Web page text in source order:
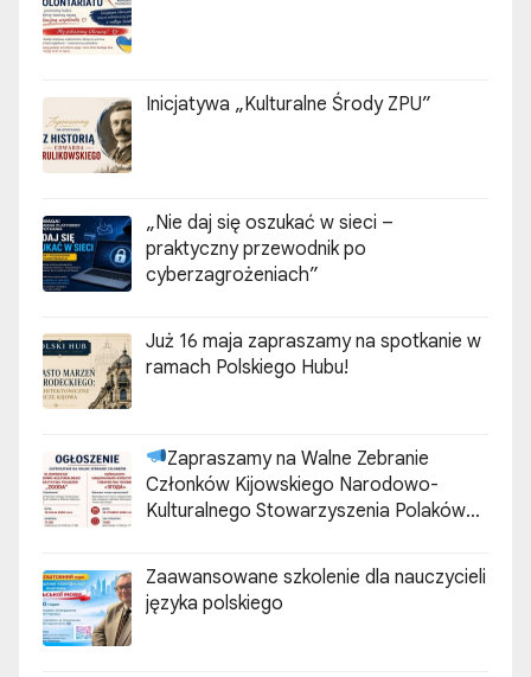
Inicjatywa „Kulturalne Środy ZPU”
„Nie daj się oszukać w sieci –
praktyczny przewodnik po
cyberzagrożeniach”
Już 16 maja zapraszamy na spotkanie w
ramach Polskiego Hubu!
Zapraszamy na Walne Zebranie
Członków Kijowskiego Narodowo-
Kulturalnego Stowarzyszenia Polaków
Zaawansowane szkolenie dla nauczycieli
języka polskiego